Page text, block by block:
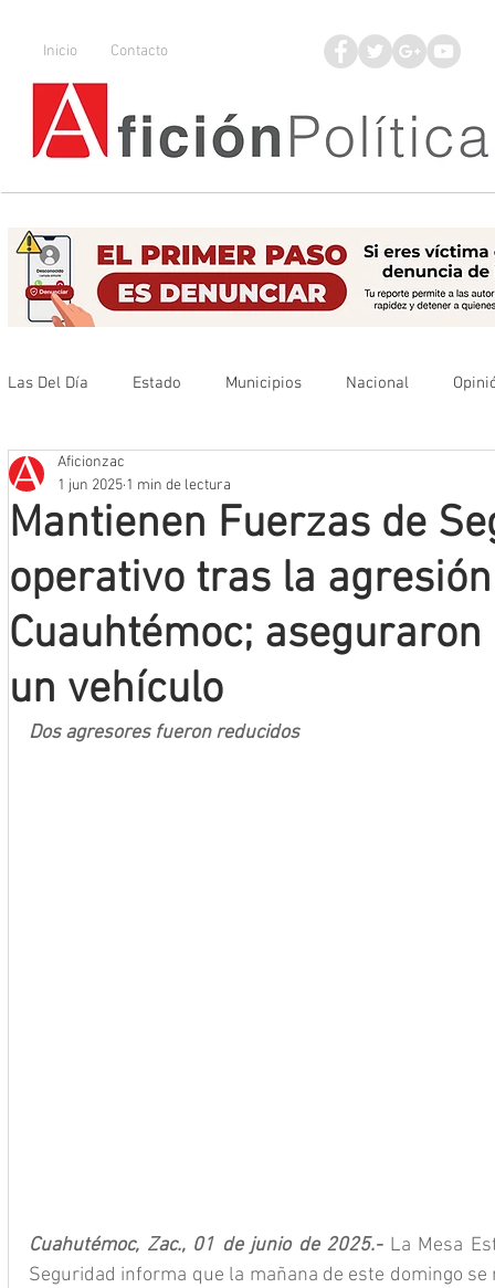
Inicio Contacto
Las Del Día Estado Municipios Nacional
Que no se olvide
Mineros LNBP
Mantienen Fuerzas de
operativo tras la
Cuauhtémoc;
un vehículo
Aficionzac
1 jun 2025 1 min de lectura
Dos agresores fueron reducidos
Cuahutémoc, Zac., 01 de junio de 2025.- La Mesa
Seguridad informa que la mañana de este domingo